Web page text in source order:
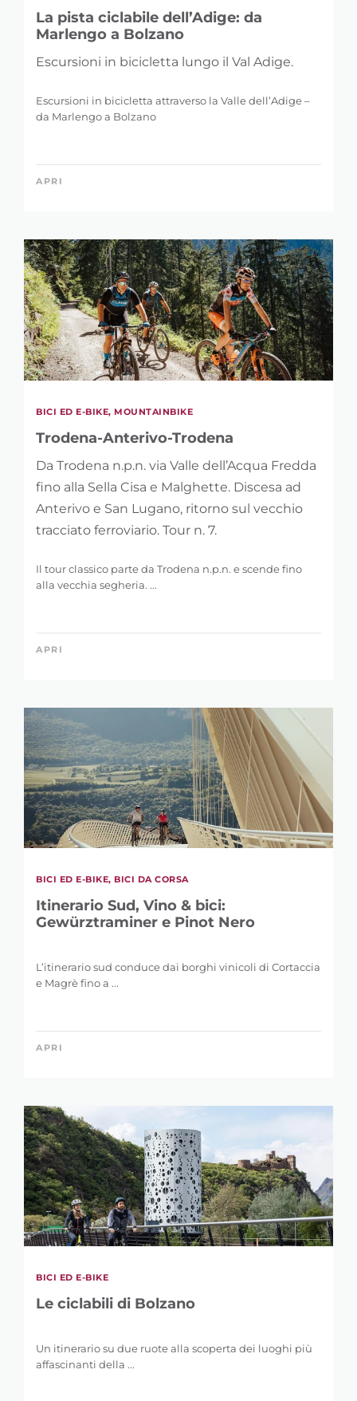
La pista ciclabile dell’Adige: da
Marlengo a Bolzano
Escursioni in bicicletta lungo il Val Adige.
Escursioni in bicicletta attraverso la Valle dell’Adige –
da Marlengo a Bolzano
APRI
BICI ED E-BIKE, MOUNTAINBIKE
Trodena-Anterivo-Trodena
Da Trodena n.p.n. via Valle dell’Acqua Fredda
fino alla Sella Cisa e Malghette. Discesa ad
Anterivo e San Lugano, ritorno sul vecchio
tracciato ferroviario. Tour n. 7.
Il tour classico parte da Trodena n.p.n. e scende fino
alla vecchia segheria. ...
APRI
BICI ED E-BIKE, BICI DA CORSA
Itinerario Sud, Vino & bici:
Gewürztraminer e Pinot Nero
L’itinerario sud conduce dai borghi vinicoli di Cortaccia
e Magrè fino a ...
APRI
BICI ED E-BIKE
Le ciclabili di Bolzano
Un itinerario su due ruote alla scoperta dei luoghi più
affascinanti della ...